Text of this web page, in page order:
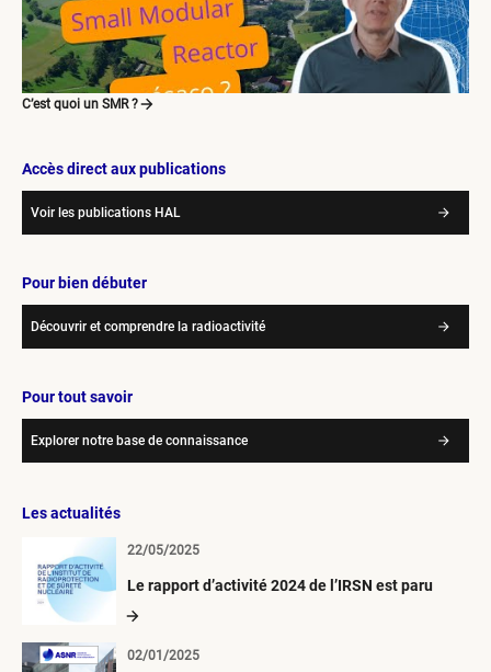
C’est quoi un SMR ?
Accès direct aux publications
Voir les publications HAL
Pour bien débuter
Découvrir et comprendre la radioactivité
Pour tout savoir
Explorer notre base de connaissance
Les actualités
Le rapport d’activité 2024 de l’IRSN est paru
22/05/2025
02/01/2025